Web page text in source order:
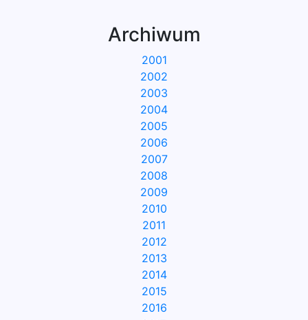
Archiwum
2001
2002
2003
2004
2005
2006
2007
2008
2009
2010
2011
2012
2013
2014
2015
2016